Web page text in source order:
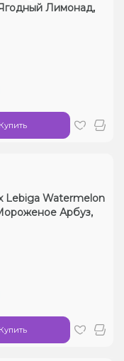
Лимонад,
Lebiga Watermelon
Арбуз,